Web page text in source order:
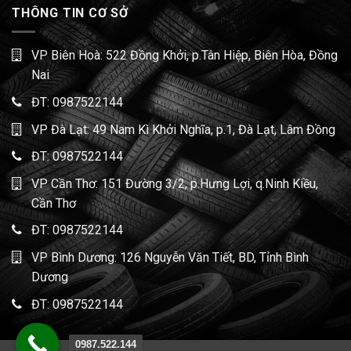
THÔNG TIN CƠ SỞ
VP Biên Hoà: 522 Đồng Khởi, p.Tân Hiệp, Biên Hòa, Đồng
Nai
ĐT: 0987522144
VP Đà Lạt: 49 Nam Kì Khởi Nghĩa, p.1, Đà Lạt, Lâm Đồng
ĐT:0987522144
VP Cần Thơ: 151 Đường 3/2, p.Hưng Lợi, q.Ninh Kiều,
Cần Thơ
ĐT: 0987522144
VP Bình Dương: 126 Nguyễn Văn Tiết, BD, Tỉnh Bình
Dương
ĐT: 0987522144
0987.522.144